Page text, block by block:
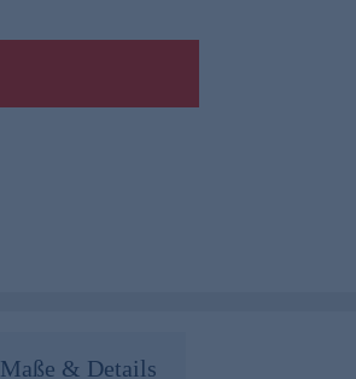
Maße & Details